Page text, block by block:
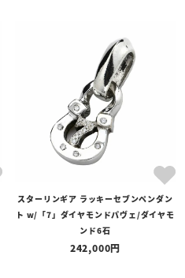
スターリンギア ラッキーセブンペンダン
ト w/「7」ダイヤモンドパヴェ/ダイヤモ
ンド6石
242,000